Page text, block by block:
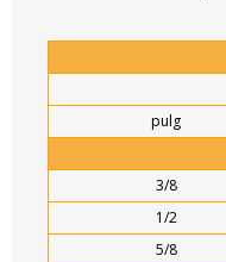
pulg
3/8
1/2
5/8